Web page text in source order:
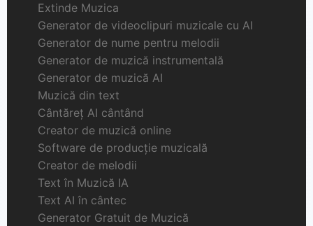
Extinde Muzica
Generator de videoclipuri muzicale cu AI
Generator de nume pentru melodii
Generator de muzică instrumentală
Generator de muzică AI
Muzică din text
Cântăreț AI cântând
Creator de muzică online
Software de producție muzicală
Creator de melodii
Text în Muzică IA
Text AI în cântec
Generator Gratuit de Muzică